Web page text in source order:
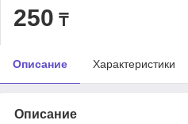
250 ₸
Описание Характеристики
Описание